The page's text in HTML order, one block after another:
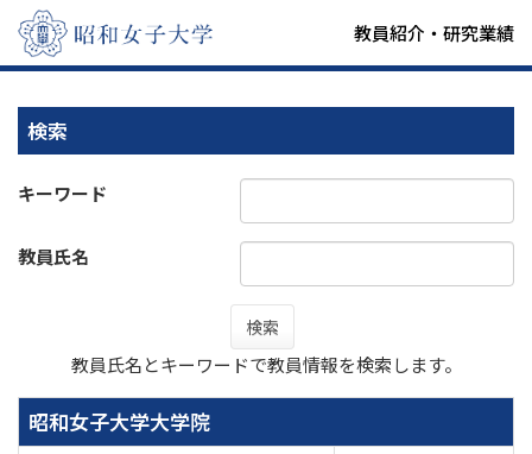
教員紹介・研究業績
検索
キーワード
教員氏名
検索
教員氏名とキーワードで教員情報を検索します。
昭和女子大学大学院